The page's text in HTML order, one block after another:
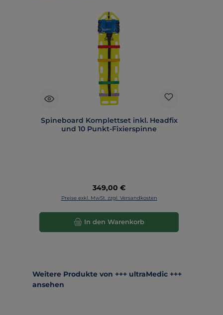
Spineboard Komplettset inkl. Headfix
und 10 Punkt-Fixierspinne
Regulärer Preis:
349,00 €
Preise exkl. MwSt. zzgl. Versandkosten
In den Warenkorb
Produktgalerie überspringen
Weitere Produkte von +++ ultraMedic +++
ansehen